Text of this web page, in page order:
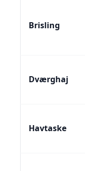
Brisling
Dværghaj
Havtaske